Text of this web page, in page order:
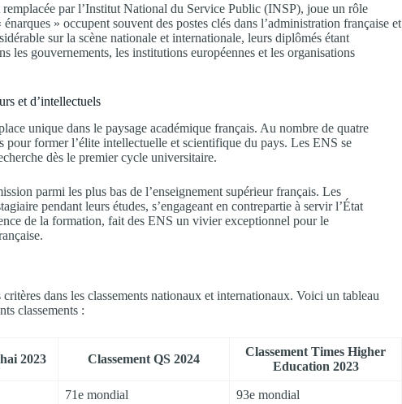
par l’Institut National du Service Public (INSP), joue un rôle
» occupent souvent des postes clés dans l’administration française et
sur la scène nationale et internationale, leurs diplômés étant
les gouvernements, les institutions européennes et les organisations
et d’intellectuels
unique dans le paysage académique français. Au nombre de quatre
pour former l’élite intellectuelle et scientifique du pays. Les ENS se
dès le premier cycle universitaire.
parmi les plus bas de l’enseignement supérieur français. Les
pendant leurs études, s’engageant en contrepartie à servir l’État
de la formation, fait des ENS un vivier exceptionnel pour le
dans les classements nationaux et internationaux. Voici un tableau
classements :
2023 Classement QS 2024
Classement Times Higher
Education 2023
71e mondial 93e mondial